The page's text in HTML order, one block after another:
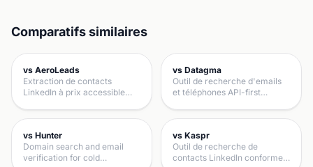
Comparatifs similaires
vs AeroLeads
Extraction de contacts
LinkedIn à prix accessible…
vs Datagma
Outil de recherche d'emails
et téléphones API-first…
vs Hunter
Domain search and email
verification for cold…
vs Kaspr
Outil de recherche de
contacts LinkedIn conforme…